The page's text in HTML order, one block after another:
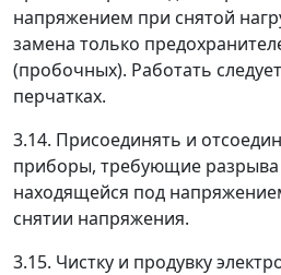
напряжением при снятой
замена только
(пробочных). Работать
перчатках.
3.14. Присоединять и
приборы, требующие разрыва
находящейся под
снятии напряжения.
3.15. Чистку и продувку